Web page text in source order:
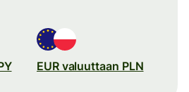
EUR valuuttaan PLN